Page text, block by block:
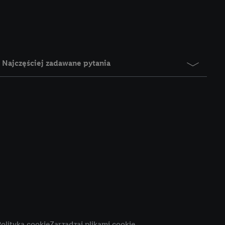
Najczęściej zadawane pytania
jednym z wyżej
możemy
rozpoznać
W tym celu
adres e-
adresu IP. Jeśli
użyciu adresu IP i
usług Lidl. W
Zgodę na
celów marketingu